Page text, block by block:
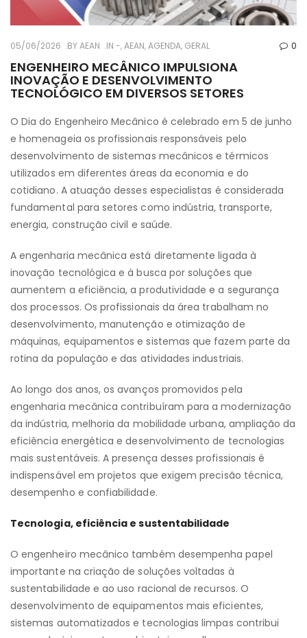
05/06/2026 BYAEAN IN -,AEAN,AGENDA, GERAL 0
ENGENHEIRO MECÂNICO IMPULSIONA
INOVAÇÃO E DESENVOLVIMENTO
TECNOLÓGICO EM DIVERSOS SETORES
O Dia do Engenheiro Mecânico é celebrado em 5 de junho
e homenageia os profissionais responsáveis pelo
desenvolvimento de sistemas mecânicos e térmicos
utilizados em diferentes áreas da economia e do
cotidiano. A atuação desses especialistas é considerada
fundamental para setores como indústria, transporte,
energia, construção civil e saúde.
A engenharia mecânica está diretamente ligada à
inovação tecnológica e à busca por soluções que
aumentem a eficiência, a produtividade e a segurança
dos processos. Os profissionais da área trabalham no
desenvolvimento, manutenção e otimização de
máquinas, equipamentos e sistemas que fazem parte da
rotina da população e das atividades industriais.
Ao longo dos anos, os avanços promovidos pela
engenharia mecânica contribuíram para a modernização
da indústria, melhoria da mobilidade urbana, ampliação da
eficiência energética e desenvolvimento de tecnologias
mais sustentáveis. A presença desses profissionais é
indispensável em projetos que exigem precisão técnica,
desempenho e confiabilidade.
Tecnologia, eficiência e sustentabilidade
O engenheiro mecânico também desempenha papel
importante na criação de soluções voltadas à
sustentabilidade e ao uso racional de recursos. O
desenvolvimento de equipamentos mais eficientes,
sistemas automatizados e tecnologias limpas contribui